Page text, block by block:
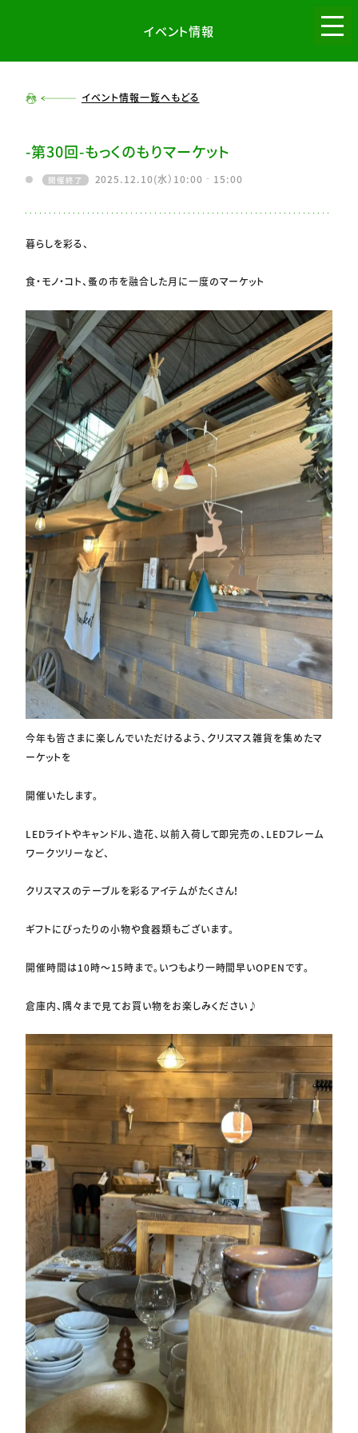
menu
イベント情報
イベント情報一覧へもどる
-第30回-もっくのもりマーケット
開催終了 2025.12.10(水）10:00‐15:00
暮らしを彩る、
食・モノ・コト、蚤の市を融合した月に一度のマーケット
今年も皆さまに楽しんでいただけるよう、クリスマス雑貨を集めたマ
ーケットを
開催いたします。
LEDライトやキャンドル、造花、以前入荷して即完売の、LEDフレーム
ワークツリーなど、
クリスマスのテーブルを彩るアイテムがたくさん！
ギフトにぴったりの小物や食器類もございます。
開催時間は10時～15時まで。いつもより一時間早いOPENです。
倉庫内、隅々まで見てお買い物をお楽しみください♪